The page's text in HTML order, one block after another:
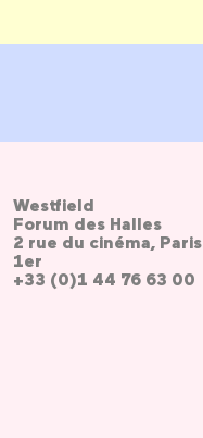
Westfield
Forum des Halles
2 rue du cinéma, Paris
1er
+33 (0)1 44 76 63 00